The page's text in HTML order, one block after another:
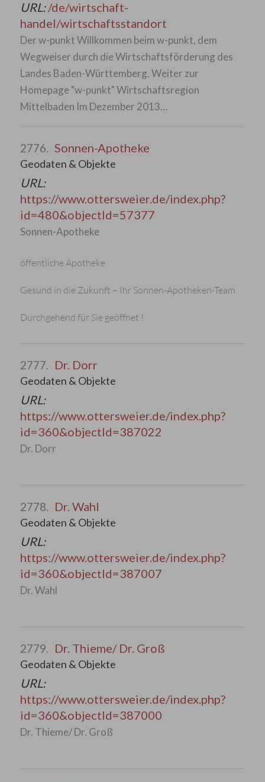
URL:/de/wirtschaft-
handel/wirtschaftsstandort
Der w-punkt Willkommen beim w-punkt, dem
Wegweiser durch die Wirtschaftsförderung des
Landes Baden-Württemberg. Weiter zur
Homepage "w-punkt" Wirtschaftsregion
Mittelbaden Im Dezember 2013…
2776. Sonnen-Apotheke
Geodaten & Objekte
URL:
https://www.ottersweier.de/index.php?
id=480&objectId=57377
Sonnen-Apotheke
öffentliche Apotheke
Gesund in die Zukunft – Ihr Sonnen-Apotheken-Team
Durchgehend für Sie geöffnet !
2777. Dr. Dorr
Geodaten & Objekte
URL:
https://www.ottersweier.de/index.php?
id=360&objectId=387022
Dr. Dorr
2778. Dr. Wahl
Geodaten & Objekte
URL:
https://www.ottersweier.de/index.php?
id=360&objectId=387007
Dr. Wahl
2779. Dr. Thieme/ Dr. Groß
Geodaten & Objekte
URL:
https://www.ottersweier.de/index.php?
id=360&objectId=387000
Dr. Thieme/ Dr. Groß